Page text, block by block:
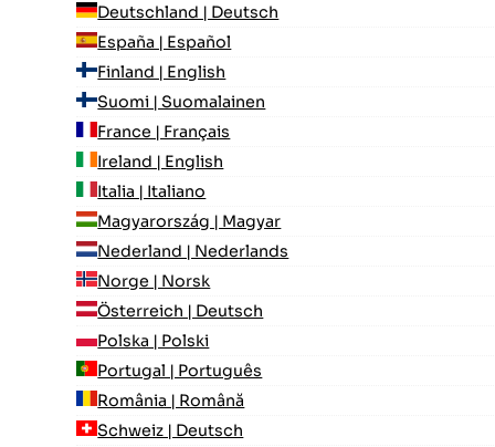
Deutschland | Deutsch
España | Español
Finland | English
Suomi | Suomalainen
France | Français
Ireland | English
Italia | Italiano
Magyarország | Magyar
Nederland | Nederlands
Norge | Norsk
Österreich | Deutsch
Polska | Polski
Portugal | Português
România | Română
Schweiz | Deutsch